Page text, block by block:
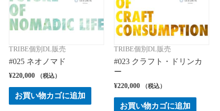
TRIBE個別DL販売
#025 ネオノマド
¥220,000 （税込）
お買い物カゴに追加
TRIBE個別DL販売
#023 クラフト・ドリンカ
ー
¥220,000 （税込）
お買い物カゴに追加